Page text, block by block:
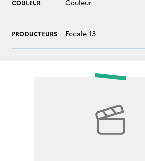
COULEUR Couleur
PRODUCTEURS Focale 13